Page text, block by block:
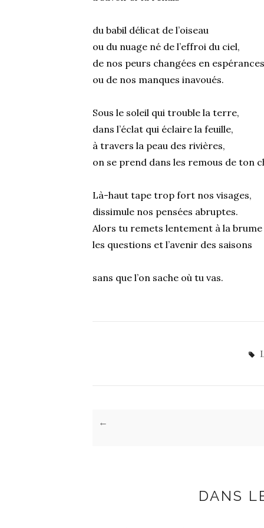
du babil délicat de l’oiseau
ou du nuage né de l’effroi du ciel,
de nos peurs changées en espérances
ou de nos manques inavoués.
Sous le soleil qui trouble la terre,
dans l’éclat qui éclaire la feuille,
à travers la peau des rivières,
on se prend dans les remous de ton
Là-haut tape trop fort nos visages,
dissimule nos pensées abruptes.
Alors tu remets lentement à la brume
les questions et l’avenir des saisons
sans que l’on sache où tu vas.
←
DANS